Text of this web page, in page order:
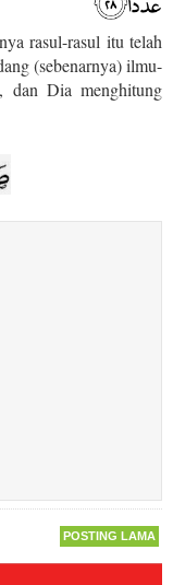
rasul-rasul itu telah
(sebenarnya) ilmu-
dan Dia menghitung
POSTING LAMA